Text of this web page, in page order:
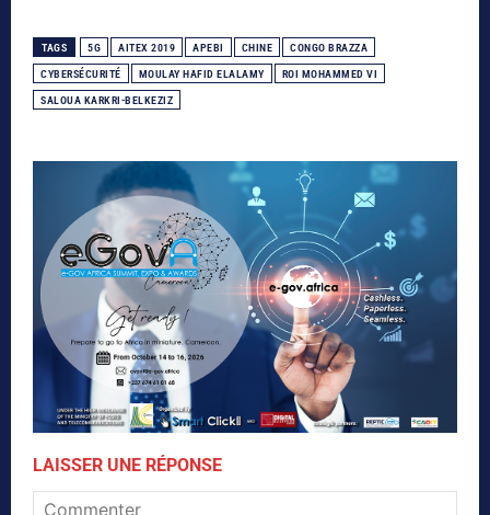
TAGS 5G AITEX 2019 APEBI CHINE CONGO BRAZZA
CYBERSÉCURITÉ MOULAY HAFID ELALAMY ROI MOHAMMED VI
SALOUA KARKRI-BELKEZIZ
LAISSER UNE RÉPONSE